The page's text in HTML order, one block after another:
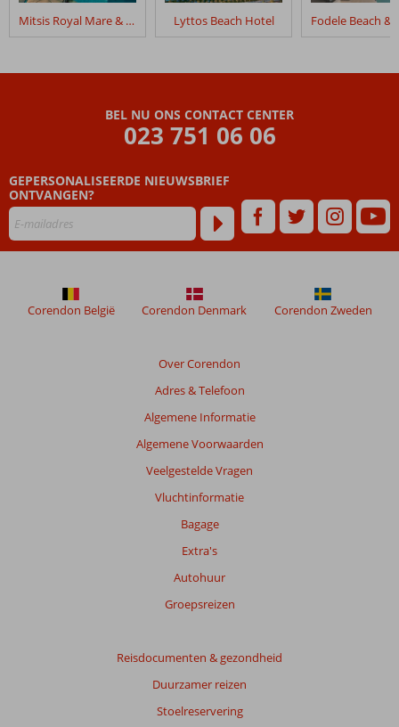
Mitsis Royal Mare & Thalasso Resort Lyttos Beach Hotel
BEL NU ONS CONTACT CENTER
023 751 06 06
GEPERSONALISEERDE NIEUWSBRIEF
ONTVANGEN?
Over Corendon
Adres & Telefoon
Algemene Informatie
Algemene Voorwaarden
Veelgestelde Vragen
Vluchtinformatie
Bagage
Extra's
Autohuur
Groepsreizen
Reisdocumenten & gezondheid
Duurzamer reizen
Stoelreservering
Corendon België Corendon Denmark Corendon Zweden